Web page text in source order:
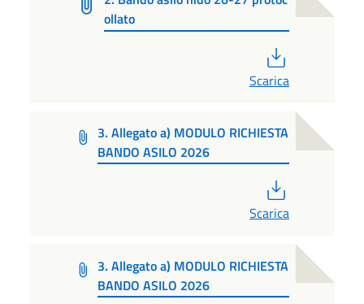
ollato
Scarica
3. Allegato a) MODULO RICHIESTA
BANDO ASILO 2026
Scarica
3. Allegato a) MODULO RICHIESTA
BANDO ASILO 2026